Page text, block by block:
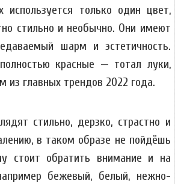
используется только один цвет,
стильно и необычно. Они имеют
шарм и эстетичность.
красные — тотал луки,
из главных трендов 2022 года.
стильно, дерзко, страстно и
в таком образе не пойдёшь
стоит обратить внимание и на
бежевый, белый, нежно-